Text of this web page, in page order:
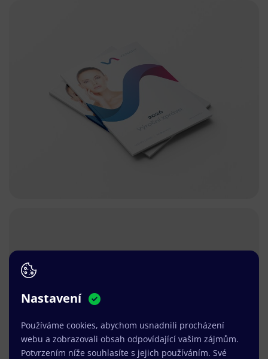
Nastavení
Používáme cookies, abychom usnadnili procházení
webu a zobrazovali obsah odpovídající vašim zájmům.
Potvrzením níže souhlasíte s jejich používáním. Své